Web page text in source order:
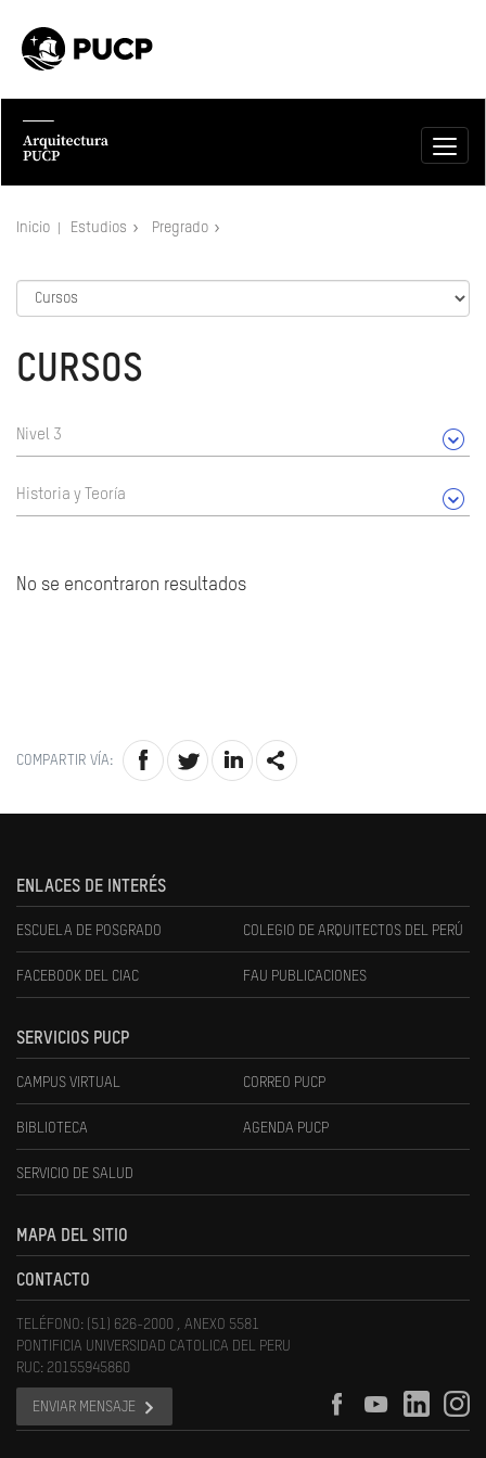
Inicio Estudios Pregrado
CURSOS
Nivel 3
Historia y Teoría
No se encontraron resultados
COMPARTIR VÍA:
ENLACES DE INTERÉS
ESCUELA DE POSGRADO COLEGIO DE ARQUITECTOS DEL PERÚ
FACEBOOK DEL CIAC FAU PUBLICACIONES
SERVICIOS PUCP
CAMPUS VIRTUAL CORREO PUCP
BIBLIOTECA AGENDA PUCP
SERVICIO DE SALUD
MAPA DEL SITIO
CONTACTO
TELÉFONO: (51) 626-2000 , ANEXO 5581
PONTIFICIA UNIVERSIDAD CATOLICA DEL PERU
RUC: 20155945860
ENVIAR MENSAJE